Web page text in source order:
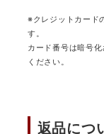
※クレジットカード
す。
カード番号は暗号
ください。
返品につ